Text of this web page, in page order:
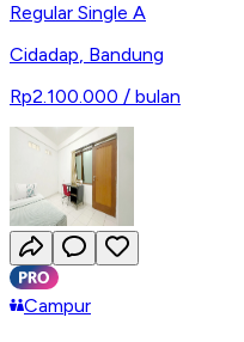
Regular Single A
Cidadap, Bandung
Rp2.100.000 / bulan
Campur